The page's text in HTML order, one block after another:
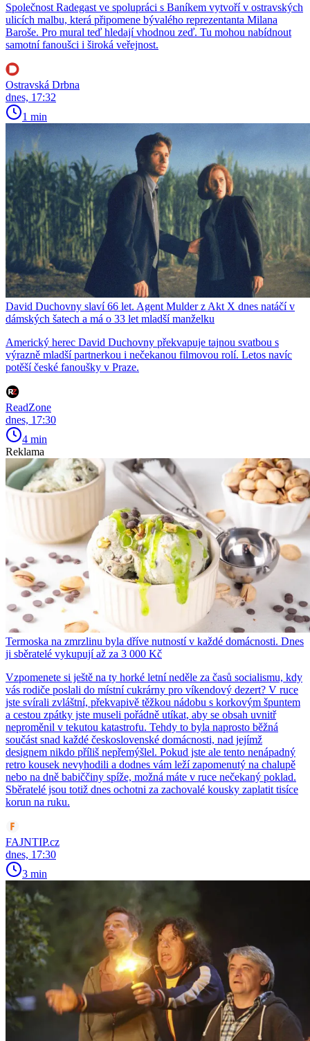
Společnost Radegast ve spolupráci s Baníkem vytvoří v ostravských
ulicích malbu, která připomene bývalého reprezentanta Milana
Baroše. Pro mural teď hledají vhodnou zeď. Tu mohou nabídnout
samotní fanoušci i široká veřejnost.
Ostravská Drbna
dnes, 17:32
1 min
David Duchovny slaví 66 let. Agent Mulder z Akt X dnes natáčí v
dámských šatech a má o 33 let mladší manželku
Americký herec David Duchovny překvapuje tajnou svatbou s
výrazně mladší partnerkou i nečekanou filmovou rolí. Letos navíc
potěší české fanoušky v Praze.
ReadZone
dnes, 17:30
4 min
Reklama
Termoska na zmrzlinu byla dříve nutností v každé domácnosti. Dnes
ji sběratelé vykupují až za 3 000 Kč
Vzpomenete si ještě na ty horké letní neděle za časů socialismu, kdy
vás rodiče poslali do místní cukrárny pro víkendový dezert? V ruce
jste svírali zvláštní, překvapivě těžkou nádobu s korkovým špuntem
a cestou zpátky jste museli pořádně utíkat, aby se obsah uvnitř
neproměnil v tekutou katastrofu. Tehdy to byla naprosto běžná
součást snad každé československé domácnosti, nad jejímž
designem nikdo příliš nepřemýšlel. Pokud jste ale tento nenápadný
retro kousek nevyhodili a dodnes vám leží zapomenutý na chalupě
nebo na dně babiččiny spíže, možná máte v ruce nečekaný poklad.
Sběratelé jsou totiž dnes ochotni za zachovalé kousky zaplatit tisíce
korun na ruku.
FAJNTIP.cz
dnes, 17:30
3 min